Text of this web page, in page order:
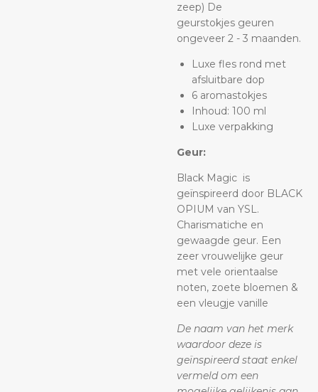
zeep) De
geurstokjes geuren
ongeveer 2 - 3 maanden.
Luxe fles rond met
afsluitbare dop
6 aromastokjes
Inhoud: 100 ml
Luxe verpakking
Geur:
Black Magic is
geïnspireerd door BLACK
OPIUM van YSL.
Charismatiche en
gewaagde geur. Een
zeer vrouwelijke geur
met vele orientaalse
noten, zoete bloemen &
een vleugje vanille
De naam van het merk
waardoor deze is
geïnspireerd staat enkel
vermeld om een